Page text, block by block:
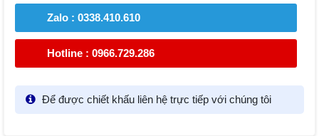
Zalo : 0338.410.610
Hotline : 0966.729.286
Để được chiết khấu liên hệ trực tiếp với chúng tôi